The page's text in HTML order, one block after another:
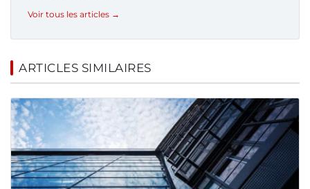
Voir tous les articles →
ARTICLES SIMILAIRES